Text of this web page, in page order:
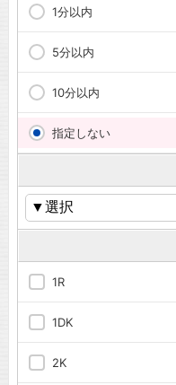
1分以内
5分以内
10分以内
指定しない
1R
1DK
2K